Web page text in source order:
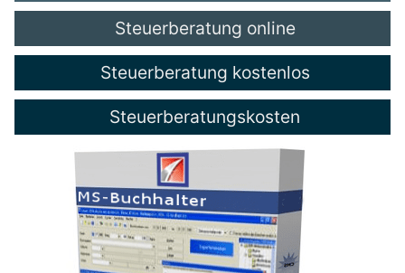
Steuerberatung online
Steuerberatung kostenlos
Steuerberatungskosten